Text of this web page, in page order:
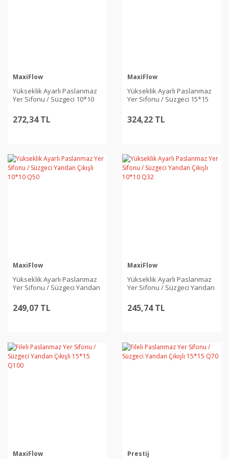
MaxiFlow
Yükseklik Ayarlı Paslanmaz
Yer Sifonu / Süzgeci 10*10
272,34 TL
MaxiFlow
Yükseklik Ayarlı Paslanmaz
Yer Sifonu / Süzgeci 15*15
324,22 TL
MaxiFlow
Yükseklik Ayarlı Paslanmaz
Yer Sifonu / Süzgeci Yandan
249,07 TL
MaxiFlow
Yükseklik Ayarlı Paslanmaz
Yer Sifonu / Süzgeci Yandan
245,74 TL
MaxiFlow Prestij